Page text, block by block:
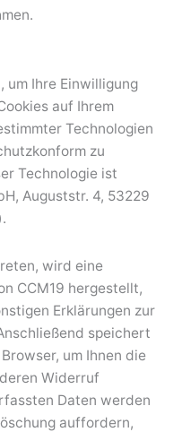
um Ihre Einwilligung
auf Ihrem
Technologien
zu
Technologie ist
Auguststr. 4, 53229
wird eine
CCM19 hergestellt,
Erklärungen zur
speichert
um Ihnen die
Widerruf
Daten werden
auffordern,